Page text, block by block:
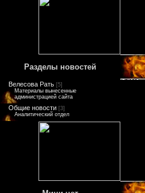
Разделы новостей
Велесова Рать [5]
Материалы вынесенные
администрацией сайта
Общие новости [3]
Аналитический отдел